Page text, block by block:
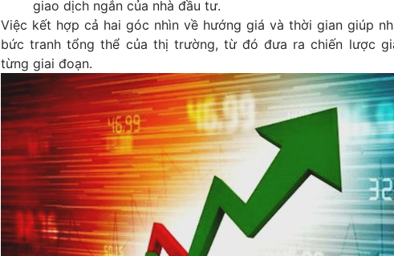
giao dịch ngắn của nhà đầu tư.
Việc kết hợp cả hai góc nhìn về hướng giá và thời gian giúp
bức tranh tổng thể của thị trường, từ đó đưa ra chiến lược
từng giai đoạn.